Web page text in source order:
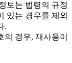
보는 법령의 규정
있는 경우를 제외
.
경우, 재사용이